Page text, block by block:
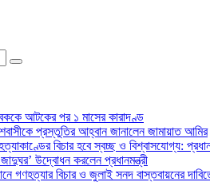
আটকের পর ১ মাসের কারাদণ্ড
প্রস্তুতির আহ্বান জানালেন জামায়াত আমির
বিচার হবে স্বচ্ছ ও বিশ্বাসযোগ্য:
উদ্বোধন করলেন প্রধানমন্ত্রী
গণহত্যার বিচার ও জুলাই সনদ বাস্তবায়নের